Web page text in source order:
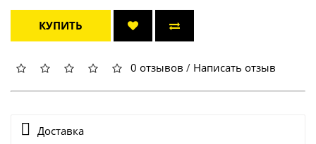
КУПИТЬ
0 отзывов / Написать отзыв
Доставка